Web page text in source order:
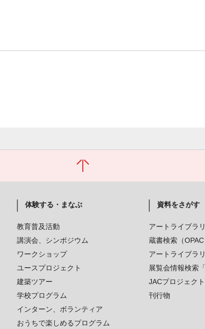
体験する・まなぶ
教育普及活動
講演会、シンポジウム
ワークショップ
ユースプロジェクト
建築ツアー
学校プログラム
インターン、ボランティア
おうちで楽しめるプログラム
資料をさがす
アートライブラ
蔵書検索（OPAC
アートライブラ
展覧会情報検索
JACプロジェクト
刊行物